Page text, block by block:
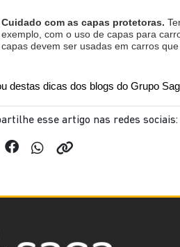
Cuidado com as capas protetoras.
exemplo, com o uso de capas para
capas devem ser usadas em carros
destas dicas dos blogs do Grupo
esse artigo nas redes sociais: